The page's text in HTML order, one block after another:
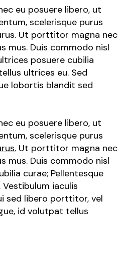
eu posuere libero, ut
scelerisque purus
Ut porttitor magna nec
mus. Duis commodo nisl
posuere cubilia
ultrices eu. Sed
lobortis blandit sed
eu posuere libero, ut
scelerisque purus
Ut porttitor magna nec
mus. Duis commodo nisl
curae; Pellentesque
iaculis
sed libero porttitor, vel
id volutpat tellus